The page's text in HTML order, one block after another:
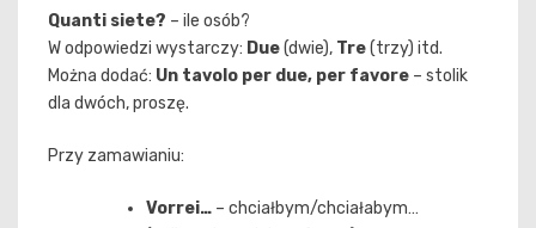
Quanti siete? – ile osób?
W odpowiedzi wystarczy: Due(dwie), Tre(trzy) itd.
Można dodać: Un tavolo per due, per favore – stolik
dla dwóch, proszę.
Przy zamawianiu:
Vorrei… – chciałbym/chciałabym…